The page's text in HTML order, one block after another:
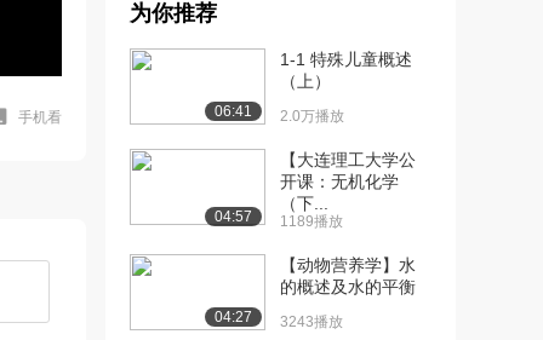
手机看
特点与作用
[7] 第一节 信息的概念与类
[8] 第一节 信息的概念与类
06:05
[9] 第二节 数据与信息 09:00
为你推荐
06:41
1-1 特殊儿童概述
（上）
2.0万播放
04:57
【大连理工大学公
开课：无机化学
（下...
1189播放
04:27
【动物营养学】水
的概述及水的平衡
3243播放